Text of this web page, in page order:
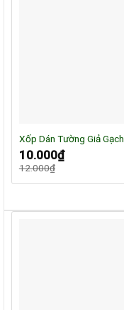
Xốp Dán Tường Giả Gạch
12.000₫
Giá
gốc
là:
10.000₫
Giá
hiện
tại
10.000₫.